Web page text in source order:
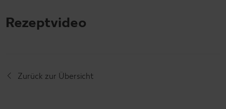
Rezeptvideo
Zurück zur Übersicht